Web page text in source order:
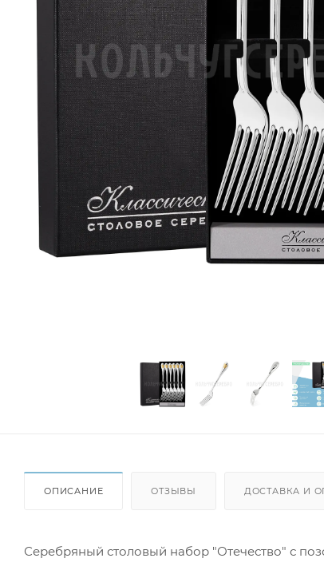
ОПИСАНИЕ ОТЗЫВЫ ДОСТАВКА И
Серебряный столовый набор "Отечество" с